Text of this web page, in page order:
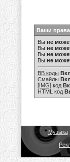
Ваши
Вы не
Вы не
Вы не
Вы не
BB коды
Смайлы
[IMG] код
HTML код
Музыка